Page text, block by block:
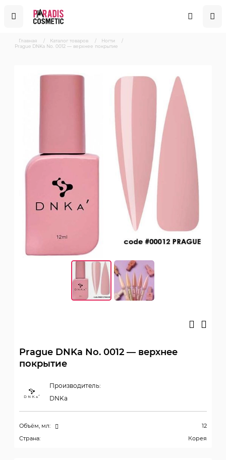
Главная / Каталог товаров / Ногти
/
Prague DNKa No. 0012 — верхнее покрытие
Prague DNKa No. 0012 — верхнее
покрытие
Производитель:
DNKa
Объём, мл:
12
Страна:
Корея